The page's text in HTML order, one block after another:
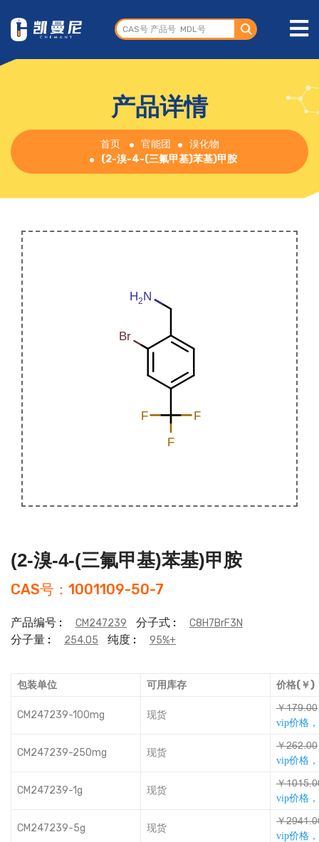
产品详情
首页 官能团
溴化物
(2-溴-4-(三氟甲基)苯基)甲胺
(2-溴-4-(三氟甲基)苯基)甲胺
CAS号：1001109-50-7
产品编号 : CM247239 分子式 : C8H7BrF3N
分子量 : 254.05 纯度 : 95%+
包装单位 可用库存 价格(￥)
CM247239-100mg 现货
￥ũǊȬȡǶǶ
vip价格
CM247239-250mg 现货
￥ȺƦȺȡǶǶ
vip价格
CM247239-1g 现货
￥
vip价格
CM247239-5g 现货
￥
vip价格